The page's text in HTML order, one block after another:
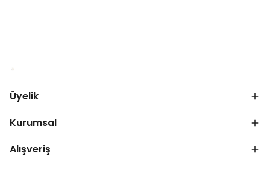
Üyelik
Kurumsal
Alışveriş